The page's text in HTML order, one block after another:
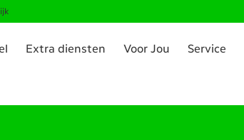
Extra diensten Voor Jou Service